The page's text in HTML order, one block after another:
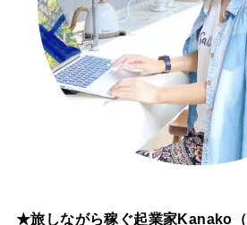
★旅しながら稼ぐ起業家Kanako（